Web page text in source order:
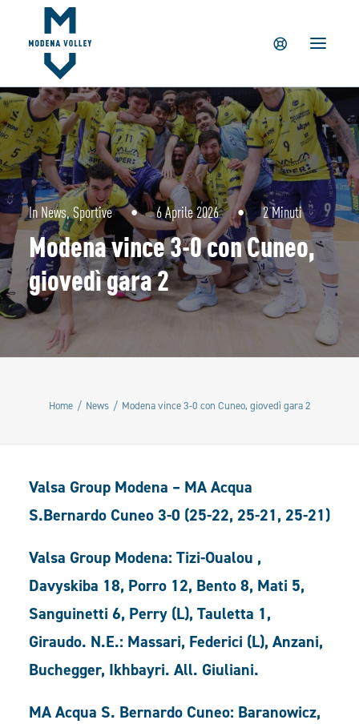
IL CLUB
NEWS
TICKETING
SUMMER CAMP
MV PARTNERS
PALAPANINI
GIOVANILI
ACADEMY
STORE
InNews,Sportive • 6 Aprile 2026 • 2 Minuti
Modena vince 3-0 con Cuneo,
giovedì gara 2
Home News Modena vince 3-0 con Cuneo, giovedì gara 2
Valsa Group Modena – MA Acqua
S.Bernardo Cuneo 3-0 (25-22, 25-21, 25-21)
Valsa Group Modena: Tizi-Oualou ,
Davyskiba 18, Porro 12, Bento 8, Mati 5,
Sanguinetti 6, Perry (L), Tauletta 1,
Giraudo. N.E.: Massari, Federici (L), Anzani,
Buchegger, Ikhbayri. All. Giuliani.
MA Acqua S. Bernardo Cuneo: Baranowicz,